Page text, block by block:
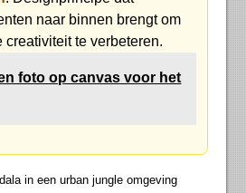
naar binnen brengt om
creativiteit te verbeteren.
foto op canvas voor het
in een urban jungle omgeving